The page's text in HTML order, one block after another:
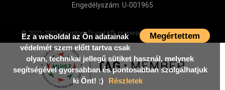
Engedélyszám: U-001965
© 2021-2025 Egyiptom Travel Kft. powered bymestercom v4.0.69
Megértettem
Ez a weboldal az Ön adatainak
védelmét szem előtt tartva csak
olyan, technikai jellegű sütiket használ, melynek
segítségével gyorsabban és pontosabban szolgálhatjuk
ki Önt! :)
Részletek